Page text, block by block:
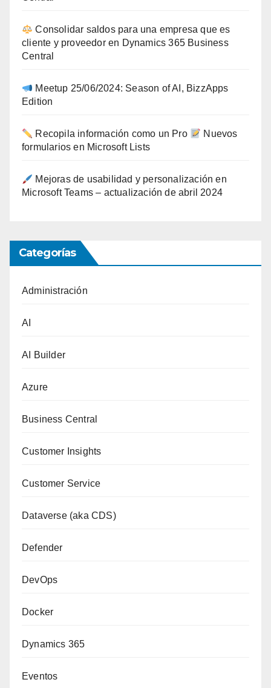
Consolidar saldos para una empresa que es
cliente y proveedor en Dynamics 365 Business
Central
Meetup 25/06/2024: Season of AI, BizzApps
Edition
Recopila información como un Pro
Nuevos
formularios en Microsoft Lists
Mejoras de usabilidad y personalización en
Microsoft Teams – actualización de abril 2024
Categorías
Administración
AI
AI Builder
Azure
Business Central
Customer Insights
Customer Service
Dataverse (aka CDS)
Defender
DevOps
Docker
Dynamics 365
Eventos